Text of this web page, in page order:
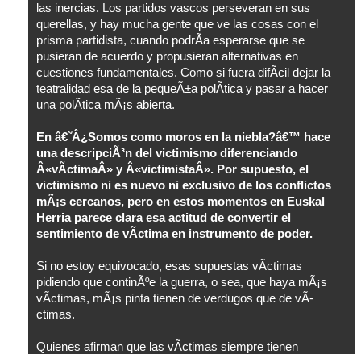
las inercias. Los partidos vascos perseveran en sus
querellas, y hay mucha gente que ve las cosas con el
prisma partidista, cuando podrÃ­a esperarse que se
pusieran de acuerdo y propusieran alternativas en
cuestiones fundamentales. Como si fuera difÃ­cil dejar la
teatralidad esa de la pequeÃ±a polÃ­tica y pasar a hacer
una polÃ­tica mÃ¡s abierta.
En â€˜Â¿Somos como moros en la niebla?â€™ hace
una descripciÃ³n del victimismo diferenciando
Â«vÃ­ctimaÂ» y Â«victimistaÂ». Por supuesto, el
victimismo ni es nuevo ni exclusivo de los conflictos
mÃ¡s cercanos, pero en estos momentos en Euskal
Herria parece clara esa actitud de convertir el
sentimiento de vÃ­ctima en instrumento de poder.
Si no estoy equivocado, esas supuestas vÃ­ctimas
pidiendo que continÃºe la guerra, o sea, que haya mÃ¡s
vÃ­ctimas, mÃ¡s pinta tienen de verdugos que de vÃ­
ctimas.
Quienes afirman que las vÃ­ctimas siempre tienen